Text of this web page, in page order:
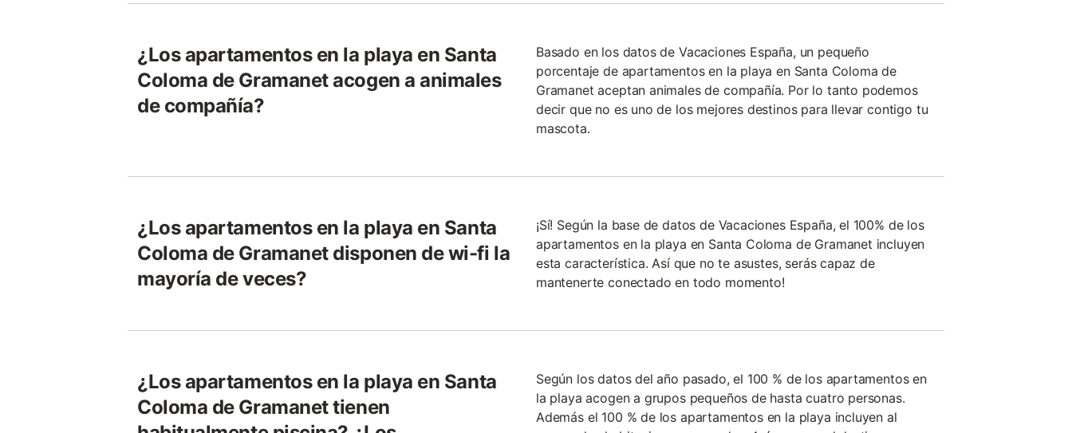
¿Los apartamentos en la playa en Santa
Coloma de Gramanet acogen a animales
de compañía?
Basado en los datos de Vacaciones España, un pequeño
porcentaje de apartamentos en la playa en Santa Coloma de
Gramanet aceptan animales de compañía. Por lo tanto podemos
decir que no es uno de los mejores destinos para llevar contigo tu
mascota.
¿Los apartamentos en la playa en Santa
Coloma de Gramanet disponen de wi-fi la
mayoría de veces?
¡Sí! Según la base de datos de Vacaciones España, el 100% de los
apartamentos en la playa en Santa Coloma de Gramanet incluyen
esta característica. Así que no te asustes, serás capaz de
mantenerte conectado en todo momento!
¿Los apartamentos en la playa en Santa
Coloma de Gramanet tienen
Según los datos del año pasado, el 100 % de los apartamentos en
la playa acogen a grupos pequeños de hasta cuatro personas.
Además el 100 % de los apartamentos en la playa incluyen al